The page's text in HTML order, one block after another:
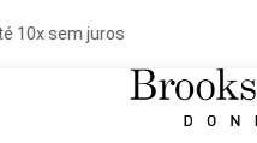
sem juros